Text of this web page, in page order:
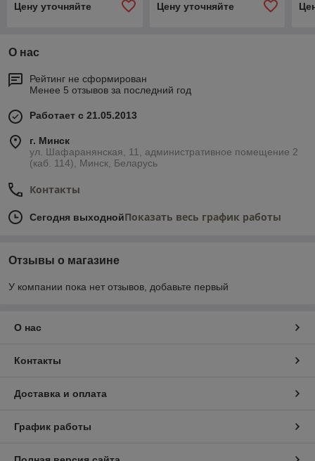
Цену уточняйте
Цену уточняйте
О нас
Рейтинг не сформирован
Менее 5 отзывов за последний год
Работает с 21.05.2013
г. Минск
ул. Шафаранянская, 11, административное помещение 2
(каб. 114), Минск, Беларусь
Контакты
Сегодня выходнойПоказать весь график работы
Отзывы о магазине
У компании пока нет отзывов, добавьте первый
О нас
Контакты
Доставка и оплата
График работы